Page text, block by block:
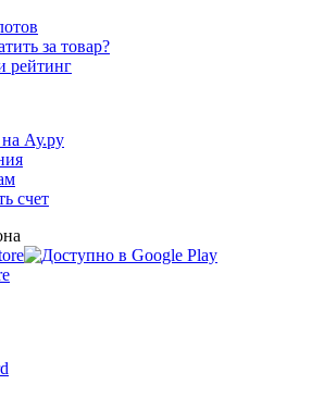
за товар?
рейтинг
Ау.ру
счет